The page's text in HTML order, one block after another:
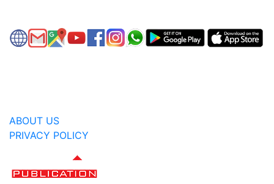
ABOUT US
PRIVACY POLICY